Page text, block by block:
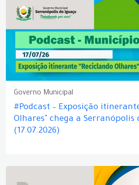
Governo Municipal
#Podcast – Exposição
Olhares" chega a Serranópolis
(17.07.2026)